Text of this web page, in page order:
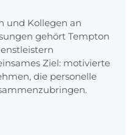
und Kollegen an
gehört Tempton
Ziel: motivierte
die personelle